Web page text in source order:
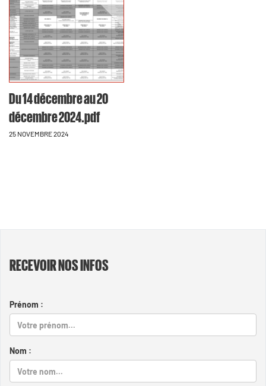
Du 14 décembre au 20
décembre 2024.pdf
25 NOVEMBRE 2024
RECEVOIR NOS INFOS
Prénom :
Nom :